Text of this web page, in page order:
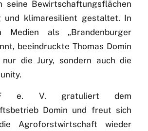
seine Bewirtschaftungsflächen
und klimaresilient gestaltet. In
Medien als „Brandenburger
beeindruckte Thomas Domin
die Jury, sondern auch die
e. V. gratuliert dem
Domin und freut sich
Agroforstwirtschaft wieder